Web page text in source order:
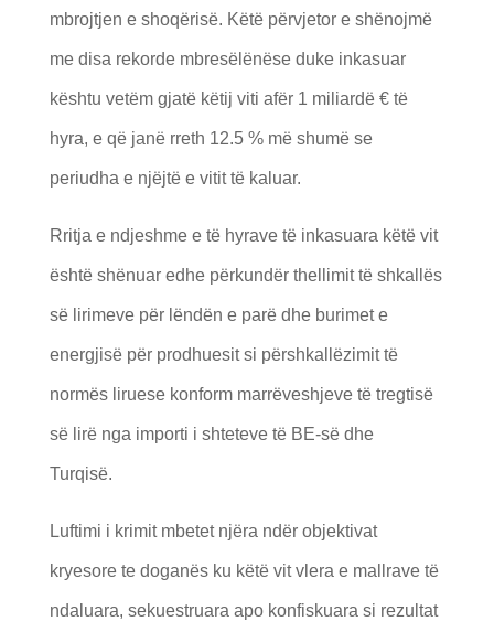
mbrojtjen e shoqërisë. Këtë përvjetor e shënojmë
me disa rekorde mbresëlënëse duke inkasuar
kështu vetëm gjatë këtij viti afër 1 miliardë € të
hyra, e që janë rreth 12.5 % më shumë se
periudha e njëjtë e vitit të kaluar.
Rritja e ndjeshme e të hyrave të inkasuara këtë vit
është shënuar edhe përkundër thellimit të shkallës
së lirimeve për lëndën e parë dhe burimet e
energjisë për prodhuesit si përshkallëzimit të
normës liruese konform marrëveshjeve të tregtisë
së lirë nga importi i shteteve të BE-së dhe
Turqisë.
Luftimi i krimit mbetet njëra ndër objektivat
kryesore te doganës ku këtë vit vlera e mallrave të
ndaluara, sekuestruara apo konfiskuara si rezultat